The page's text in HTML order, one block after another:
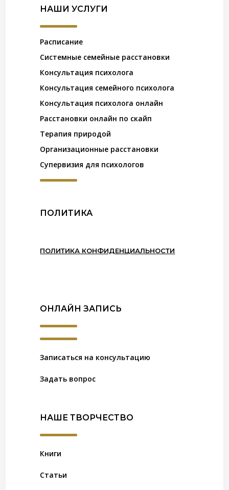
НАШИ УСЛУГИ
Расписание
Системные семейные расстановки
Консультация психолога
Консультация семейного психолога
Консультация психолога онлайн
Расстановки онлайн по скайп
Терапия природой
Организационные расстановки
Супервизия для психологов
ПОЛИТИКА
ПОЛИТИКА КОНФИДЕНЦИАЛЬНОСТИ
ОНЛАЙН ЗАПИСЬ
Записаться на консультацию
Задать вопрос
НАШЕ ТВОРЧЕСТВО
Книги
Статьи